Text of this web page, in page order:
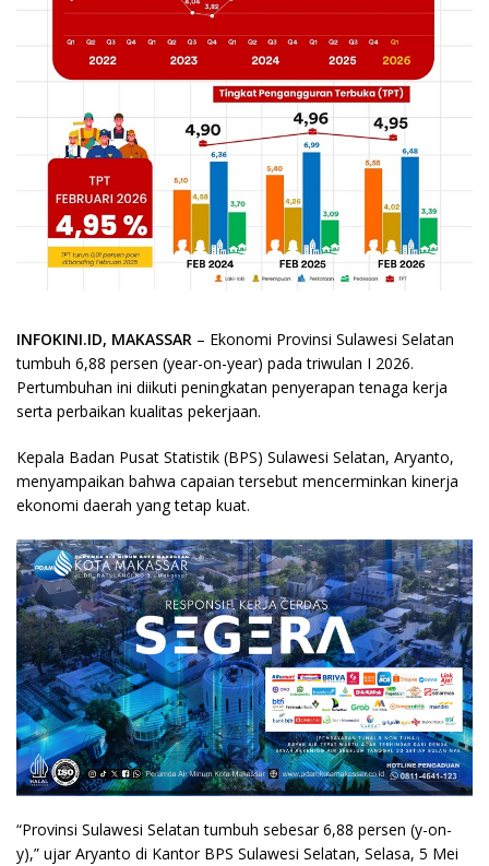
INFOKINI.ID, MAKASSAR – Ekonomi Provinsi Sulawesi Selatan
tumbuh 6,88 persen (year-on-year) pada triwulan I 2026.
Pertumbuhan ini diikuti peningkatan penyerapan tenaga kerja
serta perbaikan kualitas pekerjaan.
Kepala Badan Pusat Statistik (BPS) Sulawesi Selatan, Aryanto,
menyampaikan bahwa capaian tersebut mencerminkan kinerja
ekonomi daerah yang tetap kuat.
“Provinsi Sulawesi Selatan tumbuh sebesar 6,88 persen (y-on-
y),” ujar Aryanto di Kantor BPS Sulawesi Selatan, Selasa, 5 Mei